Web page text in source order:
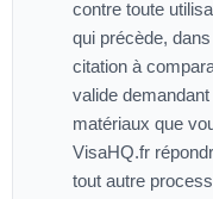
contre toute
qui précède,
citation à
valide
matériaux que
VisaHQ.fr
tout autre